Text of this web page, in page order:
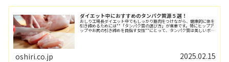
ダイエット中におすすめのタンパク質源５選！
おしり工場長ダイエット中でもしっかり筋肉をつけながら、健康的に体を
引き締めるためには**「タンパク質の選び方」が重要です。特にヒップア
ップやお尻の引き締めを目指す女性**にとって、タンパク質は美しいボデ
oshiri.co.jp 2025.02.15